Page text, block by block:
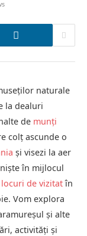
naturale
la dealuri
de munți
colț ascunde o
și visezi la aer
în mijlocul
locuri de vizitatîn
Vom explora
și alte
activități și